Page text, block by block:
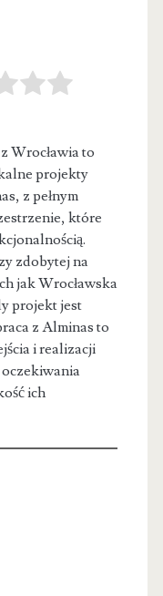
Wrocławia to
projekty
z pełnym
które
zdobytej na
jak Wrocławska
projekt jest
z Alminas to
i realizacji
ich